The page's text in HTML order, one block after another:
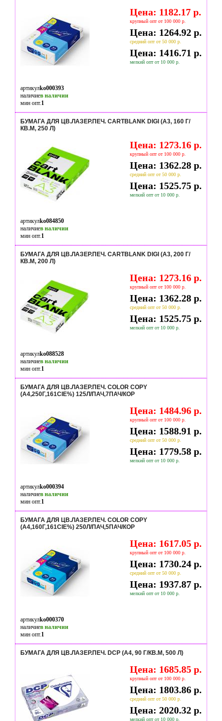
Цена: 1182.17 р.
крупный опт от 100 000 р.
Цена: 1264.92 р.
средний опт от 50 000 р.
Цена: 1416.71 р.
мелкий опт от 10 000 р.
артикулko000393
наличиев наличии
мин опт.1
БУМАГА ДЛЯ ЦВ.ЛАЗЕР.ПЕЧ. CARTBLANK DIGI (А3, 160 Г/
КВ.М, 250 Л)
Цена: 1273.16 р.
крупный опт от 100 000 р.
Цена: 1362.28 р.
средний опт от 50 000 р.
Цена: 1525.75 р.
мелкий опт от 10 000 р.
артикулko084850
наличиев наличии
мин опт.1
БУМАГА ДЛЯ ЦВ.ЛАЗЕР.ПЕЧ. CARTBLANK DIGI (А3, 200 Г/
КВ.М, 200 Л)
Цена: 1273.16 р.
крупный опт от 100 000 р.
Цена: 1362.28 р.
средний опт от 50 000 р.
Цена: 1525.75 р.
мелкий опт от 10 000 р.
артикулko088528
наличиев наличии
мин опт.1
БУМАГА ДЛЯ ЦВ.ЛАЗЕР.ПЕЧ. COLOR COPY
(А4,250Г,161CIE%) 125Л/ПАЧ,7ПАЧ/КОР
Цена: 1484.96 р.
крупный опт от 100 000 р.
Цена: 1588.91 р.
средний опт от 50 000 р.
Цена: 1779.58 р.
мелкий опт от 10 000 р.
артикулko000394
наличиев наличии
мин опт.1
БУМАГА ДЛЯ ЦВ.ЛАЗЕР.ПЕЧ. COLOR COPY
(А4,160Г,161CIE%) 250Л/ПАЧ,5ПАЧ/КОР
Цена: 1617.05 р.
крупный опт от 100 000 р.
Цена: 1730.24 р.
средний опт от 50 000 р.
Цена: 1937.87 р.
мелкий опт от 10 000 р.
артикулko000370
наличиев наличии
мин опт.1
БУМАГА ДЛЯ ЦВ.ЛАЗЕР.ПЕЧ. DCP (А4, 90 Г/КВ.М, 500 Л)
Цена: 1685.85 р.
крупный опт от 100 000 р.
Цена: 1803.86 р.
средний опт от 50 000 р.
Цена: 2020.32 р.
мелкий опт от 10 000 р.